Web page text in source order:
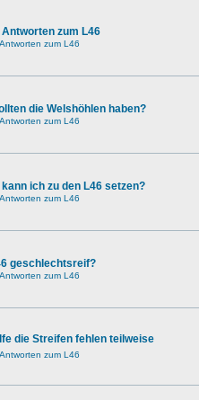
Antworten zum L46
zum L46
die Welshöhlen haben?
zum L46
ich zu den L46 setzen?
zum L46
geschlechtsreif?
zum L46
die Streifen fehlen teilweise
zum L46